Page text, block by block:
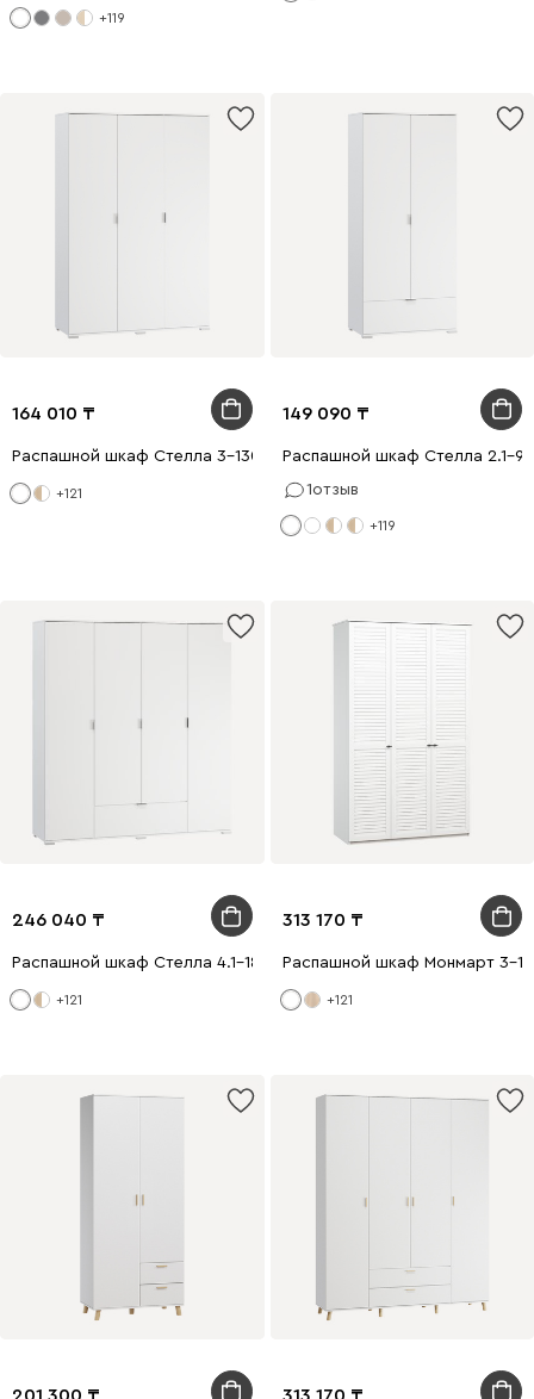
+119
164 010
Распашной шкаф Стелла 3-130x200 Белый
+121
149 090
Распашной шкаф Стелла 2.1-
1отзыв
+119
246 040
Распашной шкаф Стелла 4.1-180x200 Белый
+121
313 170
Распашной шкаф Монмарт 3-
+121
201 300 313 170